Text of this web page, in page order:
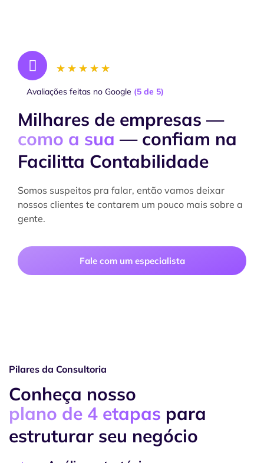
★ ★ ★ ★ ★
Avaliações feitas no Google (5 de 5)
Milhares de empresas —
como a sua — confiam na
Facilitta Contabilidade
Somos suspeitos pra falar, então vamos deixar
nossos clientes te contarem um pouco mais sobre a
gente.
Fale com um especialista
Pilares da Consultoria
Conheça nosso
plano de 4 etapas para
estruturar seu negócio